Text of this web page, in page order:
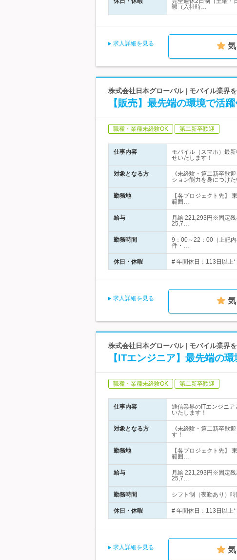
暇（入社時…
求人詳細を見る
株式会社日本グローバル | モバイル業界
【販売】最先端の環境で活
職種・業種未経験OK 第二新卒歓迎
仕事内容
モバイル（スマホ）最
せいたします！
対象となる方
《未経験・第二新卒歓
ション能力を身につけた
勤務地
【各プロジェクト先】
範囲…
給与
月給 221,293円※固定
25,7…
勤務時間
9：00～22：00（上記
件・…
休日・休暇 # 年間休日：113日以上
求人詳細を見る
株式会社日本グローバル | モバイル業界
【ITエンジニア】最先端の
職種・業種未経験OK 第二新卒歓迎
仕事内容
通信業界のITエンジニ
いたします！
対象となる方
《未経験・第二新卒歓
す！
勤務地
【各プロジェクト先】
範囲…
給与
月給 221,293円※固定
25,7…
勤務時間 シフト制（夜勤あり）
休日・休暇 # 年間休日：113日以上
求人詳細を見る